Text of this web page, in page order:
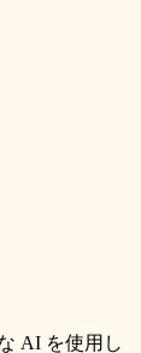
AI を使用し